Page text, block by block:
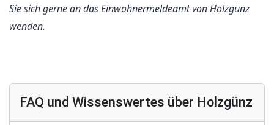
Sie sich gerne an das Einwohnermeldeamt von Holzgünz
wenden.
FAQ und Wissenswertes über Holzgünz